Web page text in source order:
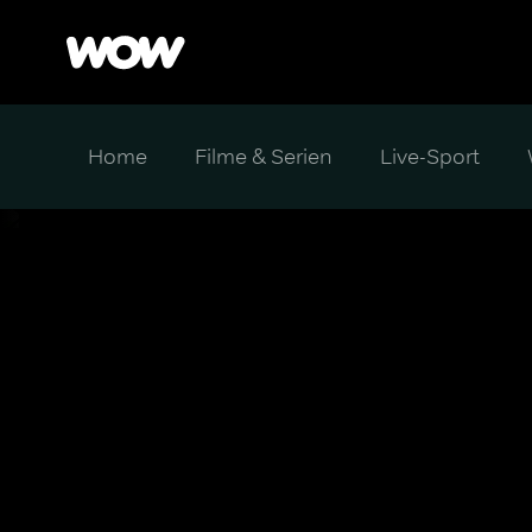
Home Filme & Serien Live-Sport